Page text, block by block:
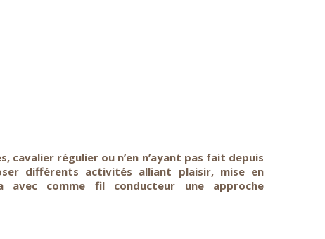
cavalier régulier ou n’en n’ayant pas fait depuis
différents activités alliant plaisir, mise en
comme fil conducteur une approche